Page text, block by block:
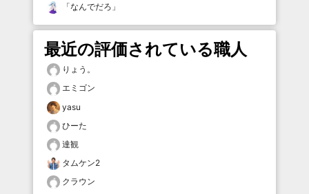
「なんでだろ 」
最近の評価されている職人
りょう。
エミゴン
yasu
ひーた
達観
タムケン2
クラウン